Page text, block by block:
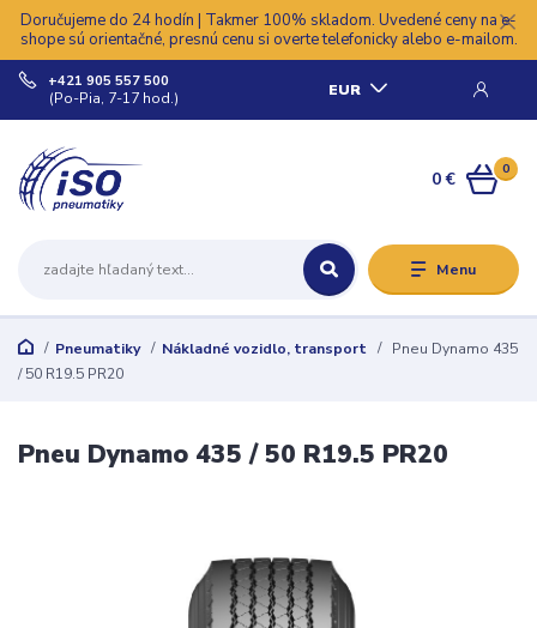
Doručujeme do 24 hodín | Takmer 100% skladom. Uvedené ceny na e-
shope sú orientačné, presnú cenu si overte telefonicky alebo e-mailom.
Menu
EUR
+421 905 557 500
(Po-Pia, 7-17 hod.)
0
0 €
Pneumatiky Nákladné vozidlo, transport
Pneu Dynamo 435
/ 50 R19.5 PR20
Pneu Dynamo 435 / 50 R19.5 PR20